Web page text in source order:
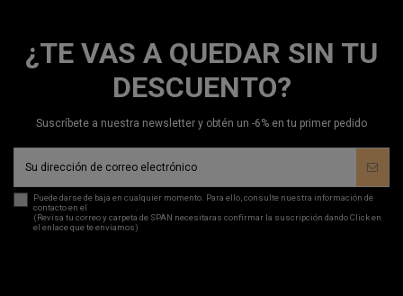
¿TE VAS A QUEDAR SIN TU
DESCUENTO?
Suscríbete a nuestra newsletter y obtén un -6% en tu primer pedido
Puede darse de baja en cualquier momento. Para ello, consulte nuestra información de
contacto en el
.
(Revisa tu correo y carpeta de SPAN necesitaras confirmar la suscripción dando Click en
el enlace que te enviamos)